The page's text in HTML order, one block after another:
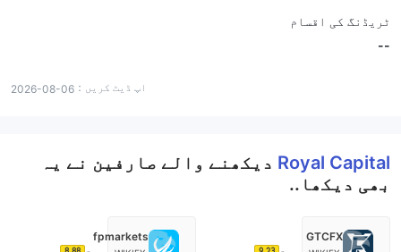
ٹریڈنگ کی اقسام
--
اپ ڈیٹ کریں： 2026-08-06
Royal Capital دیکھنے والے صارفین نے یہ
بھی دیکھا..
GTCFX
fpmarkets